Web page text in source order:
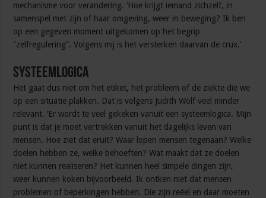
mechanisme voor verandering. ‘Hoe krijgt iemand zichzelf, in
samenspel met zijn of haar omgeving, weer in beweging? Ik ben
op een gegeven moment uitgekomen op het begrip
“zelfregulering”. Volgens mij is het versterken daarvan de crux.’
Systeemlogica
Het gaat dus niet om het etiket, het probleem of de ziekte die we
op een situatie plakken. Dat is volgens Judith Wolf veel minder
relevant. ‘Er wordt te veel gekeken vanuit een systeemlogica. Mijn
punt is dat je moet vertrekken vanuit het dagelijks leven van
mensen. Hoe ziet dat eruit? Waar lopen mensen tegenaan? Welke
doelen hebben ze, welke behoeften? Wat maakt dat ze doelen
niet kunnen realiseren? Het kunnen heel simpele dingen zijn,
weer kunnen koken bijvoorbeeld. Ik ontken niet dat mensen
problemen of beperkingen hebben. Die zijn reëel en daar moeten